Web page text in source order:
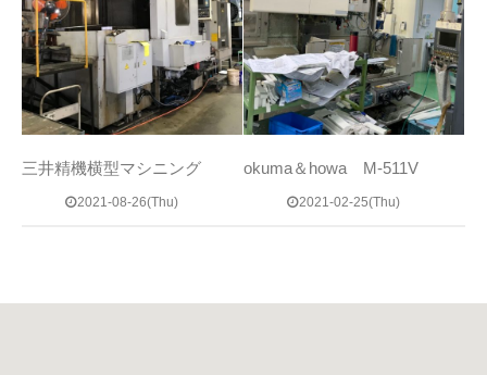
三井精機横型マシニング
2021-08-26(Thu)
okuma＆howa M-511V
2021-02-25(Thu)